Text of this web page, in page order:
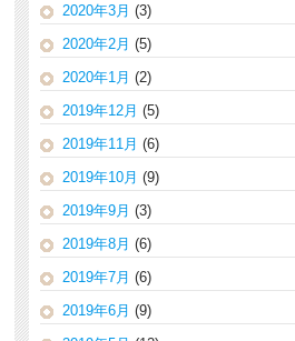
2020年3月 (3)
2020年2月 (5)
2020年1月 (2)
2019年12月 (5)
2019年11月 (6)
2019年10月 (9)
2019年9月 (3)
2019年8月 (6)
2019年7月 (6)
2019年6月 (9)